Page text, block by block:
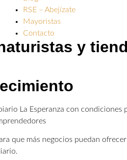
RSE – Abejízate
Mayoristas
Contacto
y
La Esperanza con
que más negocios puedan